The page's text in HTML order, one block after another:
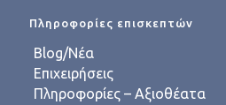
Πληροφορίες επισκεπτών
Blog/Νέα
Επιχειρήσεις
Πληροφορίες – Αξιοθέατα